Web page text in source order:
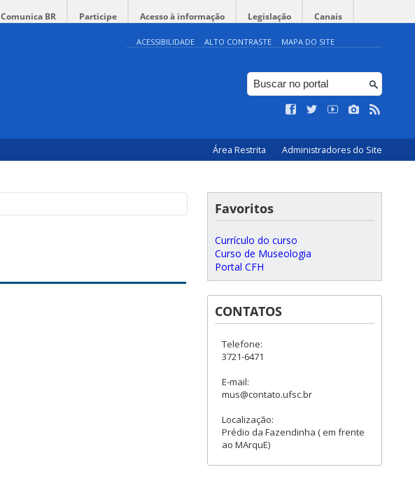
Comunica BR Participe Acesso à informação Legislação Canais
ACESSIBILIDADE ALTO CONTRASTE MAPA DO SITE
Área Restrita Administradores do Site
Favoritos
Currículo do curso
Curso de Museologia
Portal CFH
CONTATOS
Telefone:
3721-6471
E-mail:
mus@contato.ufsc.br
Localização:
Prédio da Fazendinha ( em frente
ao MArquE)